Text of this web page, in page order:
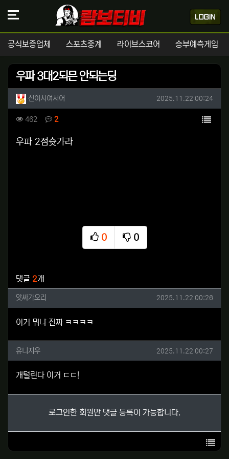
공식보증업체 스포츠중계 라이브스코어 승부예측게임
우파 3대2되믄 안되는딩
작성자 정보
신이시여서어 작성일
2025.11.22 00:24
컨텐츠 정보
462 조회 2댓글 목록
본문
우파 2점슛가라
0
추천
0
비추천
댓글 2개
앗싸가오리님의 댓글
앗싸가오리 작성일
2025.11.22 00:26
이거 뭐냐 진짜 ㅋㅋㅋㅋ
유니지우님의 댓글
유니지우 작성일
2025.11.22 00:27
개털린다 이거 ㄷㄷ!
로그인한 회원만 댓글 등록이 가능합니다.
목록